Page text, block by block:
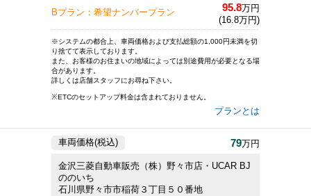
Bプラン：希望ナンバープラン 95.8万円
(16.8万円)
※システムの都合上、車両価格および支払総額の1,000円未満を切
り捨てて表示しております。
また、お客様のお住まいの地域によっては別途費用が必要となる場
合があります。
詳しくは店舗スタッフにお尋ね下さい。
※ETCのセットアップ料金は含まれておりません。
プランとは
車両価格(税込) 79万円
金沢三菱自動車販売（株）野々市店・UCAR BJ
ののいち
石川県野々市市稲荷３丁目５０番地